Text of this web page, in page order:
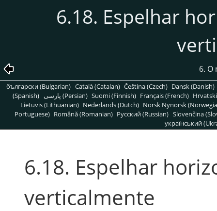
6.18. Espelhar
6.
български (Bulgarian) Català (Catalan) Čeština (Czech) Dansk (Danish)
(Spanish)
پارسی (Persian) Suomi (Finnish) Français (French)
Lietuvis (Lithuanian) Nederlands (Dutch) Norsk Nynorsk
Portuguese) Română (Romanian) Pусский (Russian) Slovenčina
український
6.18. Espelhar
verticalmente